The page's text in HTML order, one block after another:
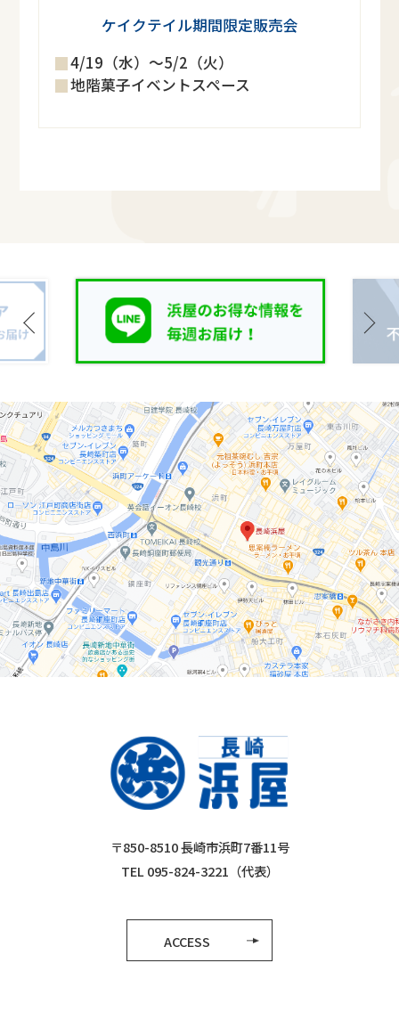
ケイクテイル期間限定販売会
4/19（水）～5/2（火）
地階菓子イベントスペース
〒850-8510 長崎市浜町7番11号
TEL 095-824-3221（代表）
ACCESS